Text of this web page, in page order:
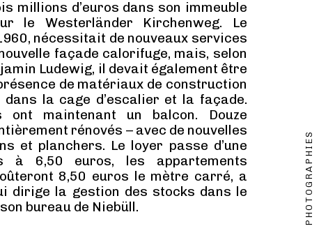
millions d’euros dans son immeuble
le Westerländer Kirchenweg. Le
nécessitait de nouveaux services
façade calorifuge, mais, selon
Ludewig, il devait également être
de matériaux de construction
dans la cage d’escalier et la façade.
ont maintenant un balcon. Douze
rénovés – avec de nouvelles
et planchers. Le loyer passe d’une
à 6,50 euros, les appartements
8,50 euros le mètre carré, a
dirige la gestion des stocks dans le
bureau de Niebüll.
PHOTOGRAPHIES